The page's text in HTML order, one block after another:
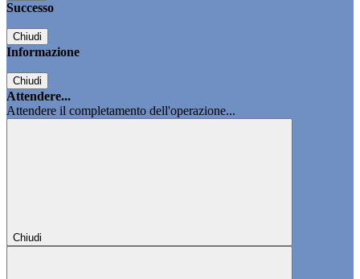
Successo
Chiudi
Informazione
Chiudi
Attendere...
Attendere il completamento dell'operazione...
Chiudi